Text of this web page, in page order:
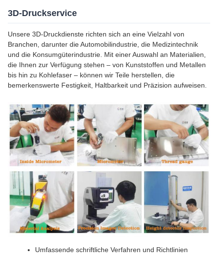
3D-Druckservice
Unsere 3D-Druckdienste richten sich an eine Vielzahl von
Branchen, darunter die Automobilindustrie, die Medizintechnik
und die Konsumgüterindustrie. Mit einer Auswahl an Materialien,
die Ihnen zur Verfügung stehen – von Kunststoffen und Metallen
bis hin zu Kohlefaser – können wir Teile herstellen, die
bemerkenswerte Festigkeit, Haltbarkeit und Präzision aufweisen.
Umfassende schriftliche Verfahren und Richtlinien